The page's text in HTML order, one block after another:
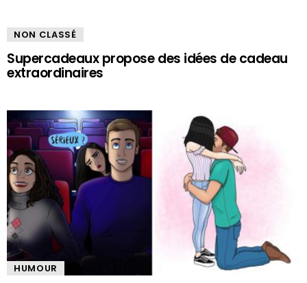
NON CLASSÉ
Supercadeaux propose des idées de cadeau
extraordinaires
HUMOUR